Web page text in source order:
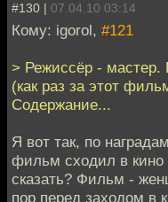
#130 | 07.04.10 03:14
Кому: igorol, #121
> Режиссёр - мастер.
(как раз за этот
Содержание...
Я вот так, по
фильм сходил в
сказать? Фильм -
пор перед заходом в